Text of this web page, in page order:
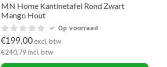
MN Home Kantinetafel Rond Zwart
Mango Hout
Op voorraad
€199,00excl. btw
€240,79 incl. btw